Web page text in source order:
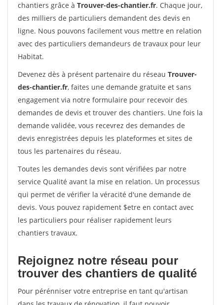
chantiers grâce à Trouver-des-chantier.fr. Chaque jour,
des milliers de particuliers demandent des devis en
ligne. Nous pouvons facilement vous mettre en relation
avec des particuliers demandeurs de travaux pour leur
Habitat.
Devenez dès à présent partenaire du réseau Trouver-
des-chantier.fr, faites une demande gratuite et sans
engagement via notre formulaire pour recevoir des
demandes de devis et trouver des chantiers. Une fois la
demande validée, vous recevrez des demandes de
devis enregistrées depuis les plateformes et sites de
tous les partenaires du réseau.
Toutes les demandes devis sont vérifiées par notre
service Qualité avant la mise en relation. Un processus
qui permet de vérifier la véracité d'une demande de
devis. Vous pouvez rapidement $etre en contact avec
les particuliers pour réaliser rapidement leurs
chantiers travaux.
Rejoignez notre réseau pour
trouver des chantiers de qualité
Pour pérénniser votre entreprise en tant qu'artisan